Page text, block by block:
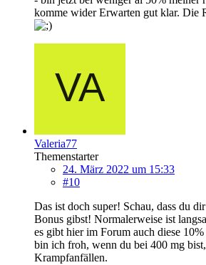
komme wider Erwarten gut klar. Die
Valeria77
Themenstarter
24. März 2022 um 15:33
#10
Das ist doch super! Schau, dass du
Bonus gibst! Normalerweise ist
es gibt hier im Forum auch diese
bin ich froh, wenn du bei 400 mg
Krampfanfällen.